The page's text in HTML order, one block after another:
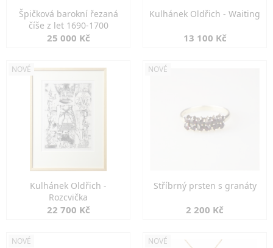
Špičková barokní řezaná
číše z let 1690-1700
25 000 Kč
Kulhánek Oldřich - Waiting
13 100 Kč
NOVÉ
Kulhánek Oldřich -
Rozcvička
22 700 Kč
NOVÉ
Stříbrný prsten s granáty
2 200 Kč
NOVÉ NOVÉ